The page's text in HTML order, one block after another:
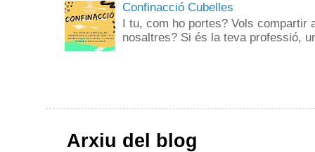
Confinacció Cubelles
I tu, com ho portes? Vols compartir
nosaltres? Si és la teva professió,
Arxiu del blog